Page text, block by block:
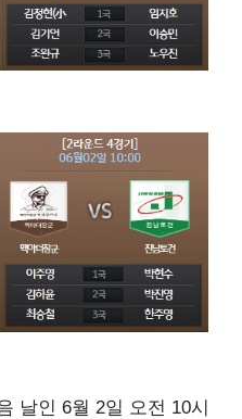
날인 6월 2일 오전 10시